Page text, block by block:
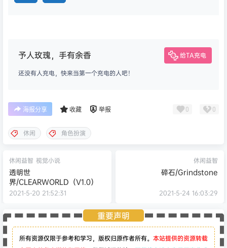
予人玫瑰，手有余香 给TA充电
还没有人充电，快来当第一个充电的人吧！
海报分享 收藏 举报 0 0
休闲 角色扮演
休闲益智 视觉小说
透明世
界/CLEARWORLD（V1.0）
2021-5-20 21:52:31
休闲益智
碎石/Grindstone
2021-5-24 16:03:29
重要声明
所有资源仅限于参考和学习，版权归原作者所有。 本站提供的资源转载